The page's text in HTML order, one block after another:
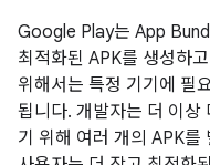
Google Play는 App
최적화된 APK를 생성하
위해서는 특정 기기에 필
됩니다. 개발자는 더 이상
기 위해 여러 개의 APK를